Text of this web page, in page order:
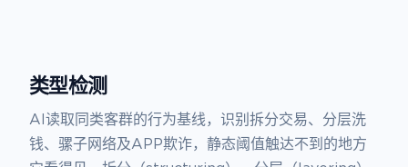
类型检测
AI读取同类客群的行为基线，识别拆分交易、分层洗
钱、骡子网络及APP欺诈，静态阈值触达不到的地方